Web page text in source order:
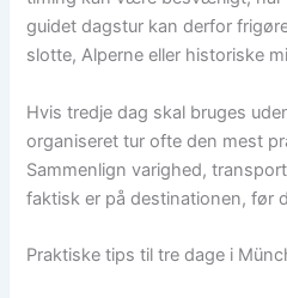
guidet dagstur kan derfor
slotte, Alperne eller historiske
Hvis tredje dag skal bruges
organiseret tur ofte den mest
Sammenlign varighed,
faktisk er på destinationen, før
Praktiske tips til tre dage i